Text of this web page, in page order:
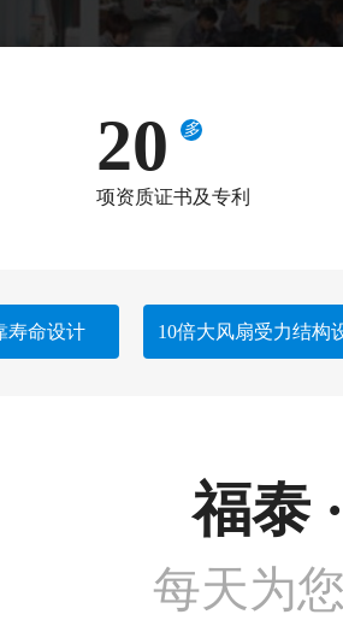
20 多
项资质证书及专利
寿命设计 10倍大风扇受力结构
福泰
每天为